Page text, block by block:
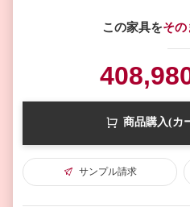
この家具をその
商品購入(カ
サンプル請求